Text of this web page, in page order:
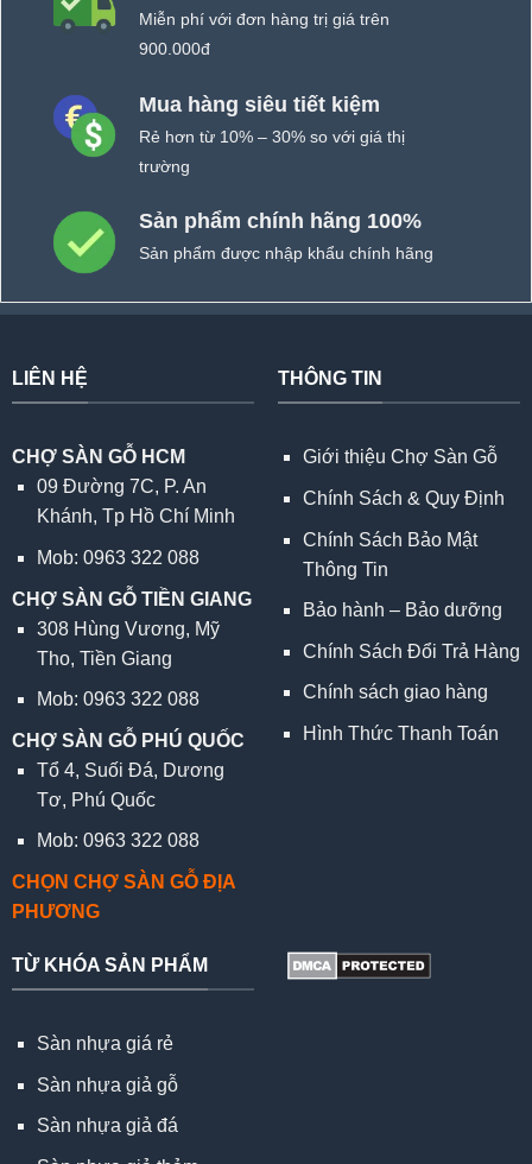
Miễn phí với đơn hàng trị giá trên
900.000đ
Mua hàng siêu tiết kiệm
Rẻ hơn từ 10% – 30% so với giá thị
trường
Sản phẩm chính hãng 100%
Sản phẩm được nhập khẩu chính hãng
LIÊN HỆ
CHỢ SÀN GỖ HCM
09 Đường 7C, P. An
Khánh, Tp Hồ Chí Minh
Mob: 0963 322 088
CHỢ SÀN GỖ TIỀN GIANG
308 Hùng Vương, Mỹ
Tho, Tiền Giang
Mob: 0963 322 088
CHỢ SÀN GỖ PHÚ QUỐC
Tổ 4, Suối Đá, Dương
Tơ, Phú Quốc
Mob: 0963 322 088
CHỌN CHỢ SÀN GỖ ĐỊA
PHƯƠNG
THÔNG TIN
Giới thiệu Chợ Sàn Gỗ
Chính Sách & Quy Định
Chính Sách Bảo Mật
Thông Tin
Bảo hành – Bảo dưỡng
Chính Sách Đổi Trả Hàng
Chính sách giao hàng
Hình Thức Thanh Toán
TỪ KHÓA SẢN PHẨM
Sàn nhựa giá rẻ
Sàn nhựa giả gỗ
Sàn nhựa giả đá